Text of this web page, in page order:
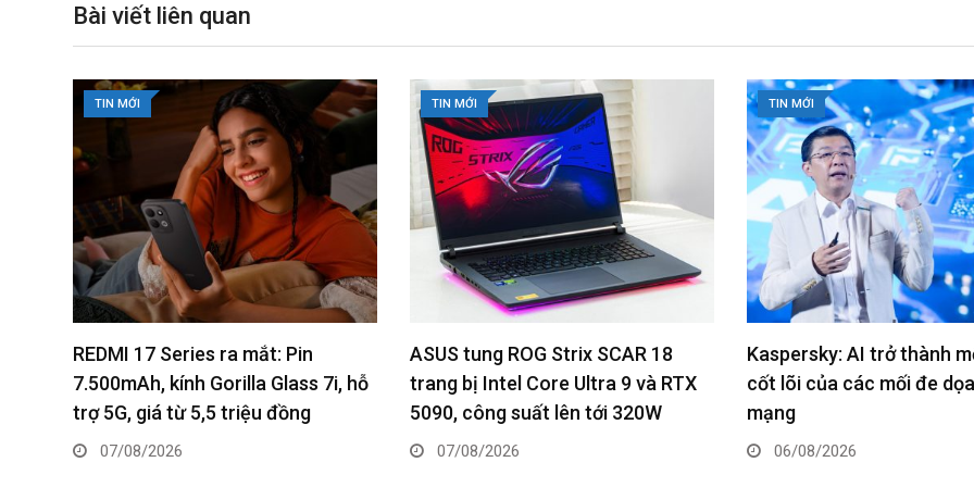
l
Bài viết liên quan
TIN MỚI
ASUS tung ROG Strix SCAR 18
trang bị Intel Core Ultra 9 và RTX
5090, công suất lên tới 320W
07/08/2026
TIN MỚI
Kaspersky: AI trở thành một phần
cốt lõi của các mối đe dọa an ninh
mạng
06/08/2026
TIN MỚI
LG ra mắt điều hòa
Air tại Việt Nam, kết hợp
kế nghệ thuật
06/08/2026